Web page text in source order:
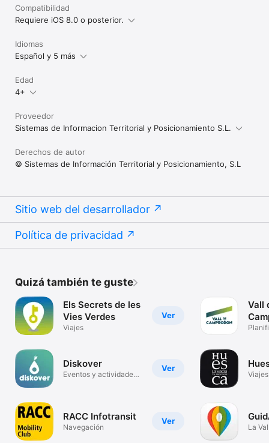
Compatibilidad
Requiere iOS 8.0 o posterior.
Idiomas
Español y 5 más
Edad
4+
Proveedor
Sistemas de Informacion Territorial y Posicionamiento S.L.
Derechos de autor
© Sistemas de Información Territorial y Posicionamiento, S.L
Sitio web del desarrollador
Política de privacidad
Quizá también te guste
Ver
Els Secrets de les
Vies Verdes
Viajes
Ver
Diskover
Eventos y actividades
Ver
RACC Infotransit
Navegación
Vall
Viajes
La